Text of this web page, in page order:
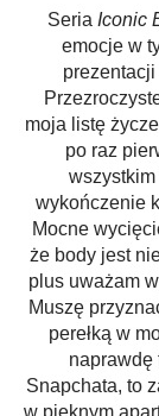
Seria Iconic
emocje w
prezentacji
moja listę
po raz
wszystkim
wykończenie
Mocne
że body jest
plus uważam
Muszę
perełką w
naprawdę
Snapchata, to